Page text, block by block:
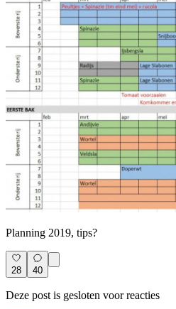
Planning 2019, tips?
28 40
Deze post is gesloten voor reacties